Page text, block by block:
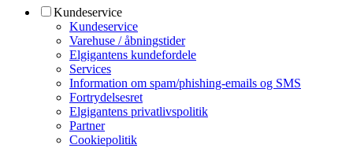
Kundeservice
Kundeservice
Varehuse / åbningstider
Elgigantens kundefordele
Services
Information om spam/phishing-emails og SMS
Fortrydelsesret
Elgigantens privatlivspolitik
Partner
Cookiepolitik